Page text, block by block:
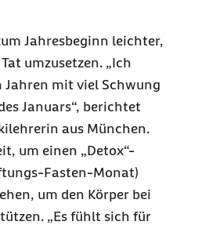
Jahresbeginn leichter,
umzusetzen. „Ich
mit viel Schwung
Januars“, berichtet
aus München.
um einen „Detox“-
Fasten-Monat)
um den Körper bei
„Es fühlt sich für